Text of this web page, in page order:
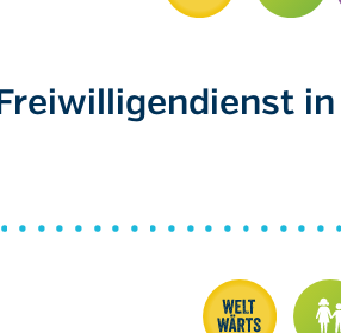
Freiwilligendienst